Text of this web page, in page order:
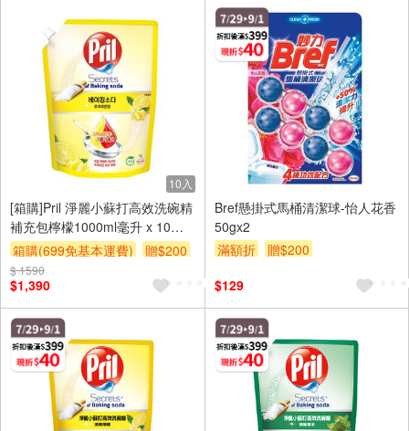
10入
[箱購]Pril 淨麗小蘇打高效洗碗精
補充包檸檬1000ml毫升 x 10瓶/
箱
箱購(699免基本運費) 贈$200
$ 1590
$1,390
Bref懸掛式馬桶清潔球-怡人花香
50gx2
滿額折
贈$200
$129